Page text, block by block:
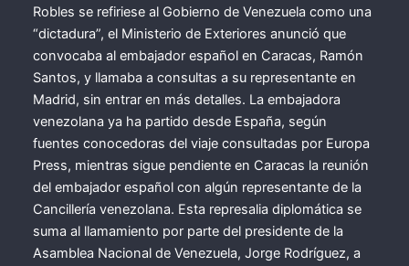
Robles se refiriese al Gobierno de Venezuela como una
“dictadura”, el Ministerio de Exteriores anunció que
convocaba al embajador español en Caracas, Ramón
Santos, y llamaba a consultas a su representante en
Madrid, sin entrar en más detalles. La embajadora
venezolana ya ha partido desde España, según
fuentes conocedoras del viaje consultadas por Europa
Press, mientras sigue pendiente en Caracas la reunión
del embajador español con algún representante de la
Cancillería venezolana. Esta represalia diplomática se
suma al llamamiento por parte del presidente de la
Asamblea Nacional de Venezuela, Jorge Rodríguez, a